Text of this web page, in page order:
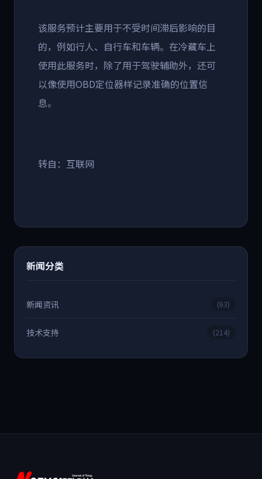
该服务预计主要用于不受时间滞后影响的目
的，例如行人、自行车和车辆。在冷藏车上
使用此服务时，除了用于驾驶辅助外，还可
以像使用OBD定位器样记录准确的位置信
息。
转自：互联网
新闻分类
新闻资讯 (63)
技术支持 (214)